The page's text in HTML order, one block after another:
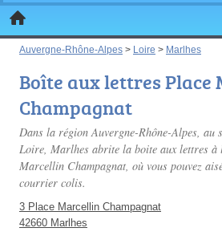
Auvergne-Rhône-Alpes > Loire > Marlhes
Boîte aux lettres Place
Champagnat
Dans la région Auvergne-Rhône-Alpes, au
Loire, Marlhes abrite la boite aux lettres à
Marcellin Champagnat, où vous pouvez
courrier colis.
3 Place Marcellin Champagnat
42660 Marlhes